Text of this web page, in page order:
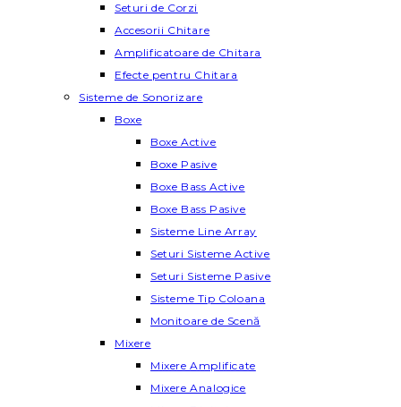
Seturi de Corzi
Accesorii Chitare
Amplificatoare de Chitara
Efecte pentru Chitara
Sisteme de Sonorizare
Boxe
Boxe Active
Boxe Pasive
Boxe Bass Active
Boxe Bass Pasive
Sisteme Line Array
Seturi Sisteme Active
Seturi Sisteme Pasive
Sisteme Tip Coloana
Monitoare de Scenă
Mixere
Mixere Amplificate
Mixere Analogice